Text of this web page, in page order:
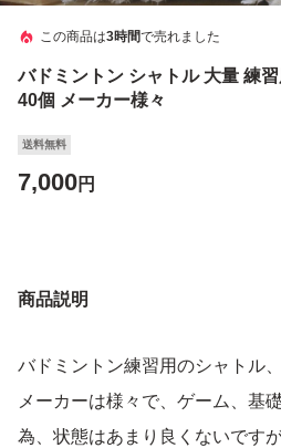
この商品は3時間で売れました
バドミントン シャトル 大量 練
40個 メーカー様々
送料無料
7,000円
商品説明
バドミントン練習用のシャトル
メーカーは様々で、ゲーム、基
為、状態はあまり良くないです